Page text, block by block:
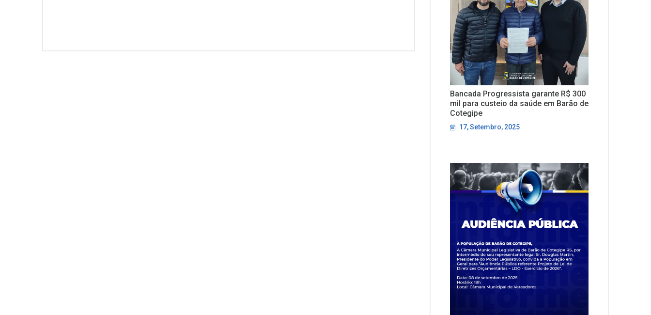
Bancada Progressista garante R$ 300
mil para custeio da saúde em Barão de
Cotegipe
17, Setembro, 2025